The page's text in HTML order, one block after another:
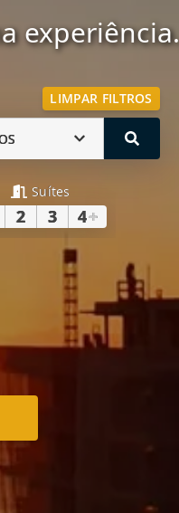
experiência.
LIMPAR FILTROS
Suítes
2 3 4+